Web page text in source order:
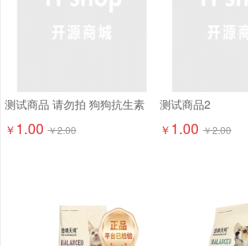
测试商品 请勿拍 狗狗抗生素
￥ 1.00 ￥2.00
测试商品2
￥ 1.00 ￥2.00